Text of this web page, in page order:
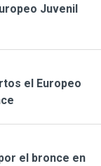
Juvenil
el Europeo
el bronce en